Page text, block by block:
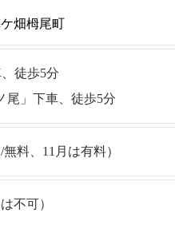
畑栂尾町
徒歩5分
尾」下車、徒歩5分
料、11月は有料）
不可）